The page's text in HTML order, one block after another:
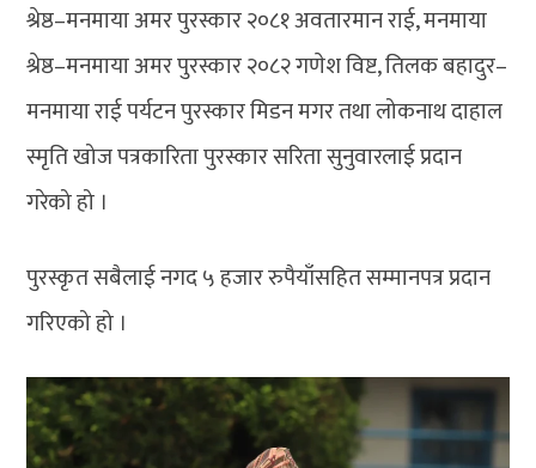
श्रेष्ठ–मनमाया अमर पुरस्कार २०८१ अवतारमान राई, मनमाया
श्रेष्ठ–मनमाया अमर पुरस्कार २०८२ गणेश विष्ट, तिलक बहादुर–
मनमाया राई पर्यटन पुरस्कार मिडन मगर तथा लोकनाथ दाहाल
स्मृति खोज पत्रकारिता पुरस्कार सरिता सुनुवारलाई प्रदान
गरेको हो ।
पुरस्कृत सबैलाई नगद ५ हजार रुपैयाँसहित सम्मानपत्र प्रदान
गरिएको हो ।